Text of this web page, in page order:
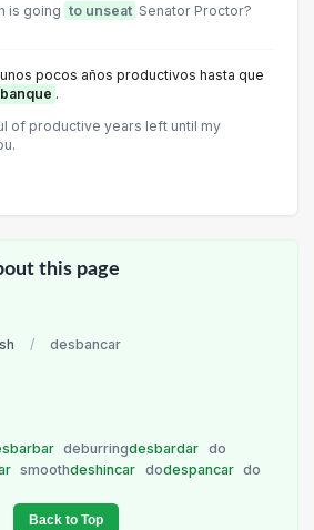
is going to unseat Senator Proctor?
pocos años productivos hasta que
.
of productive years left until my
this page
/ desbancar
deburringdesbardar do
smoothdeshincar dodespancar do
Back to Top